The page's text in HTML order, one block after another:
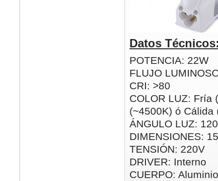
Datos
POTENCIA: 22W
FLUJO
CRI: >80
COLOR LUZ: Fría
(~4500K) ó Cálida
ÁNGULO LUZ:
DIMENSIONES:
TENSIÓN: 220V
DRIVER: Interno
CUERPO: Aluminio